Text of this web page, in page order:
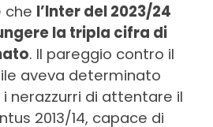
che l’Inter del 2023/24
la tripla cifra di
. Il pareggio contro il
aveva determinato
i nerazzurri di attentare il
2013/14, capace di